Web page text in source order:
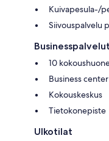
Kuivapesula-/
Siivouspalvelu
Businesspalvelut
10
Business center
Kokouskeskus
Tietokonepiste
Ulkotilat